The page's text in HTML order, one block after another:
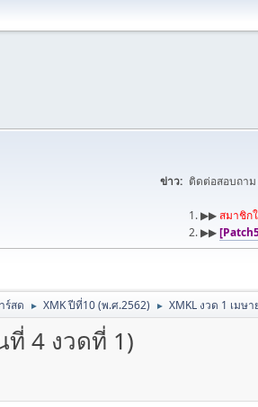
ข่าว: ติดต่อสอบถา
1. ▶▶สมาชิก
2. ▶▶
ร์สด ► XMK ปีที่10 (พ.ศ.2562) ► XMKL งวด 1 เมษ
ที่ 4 งวดที่ 1)